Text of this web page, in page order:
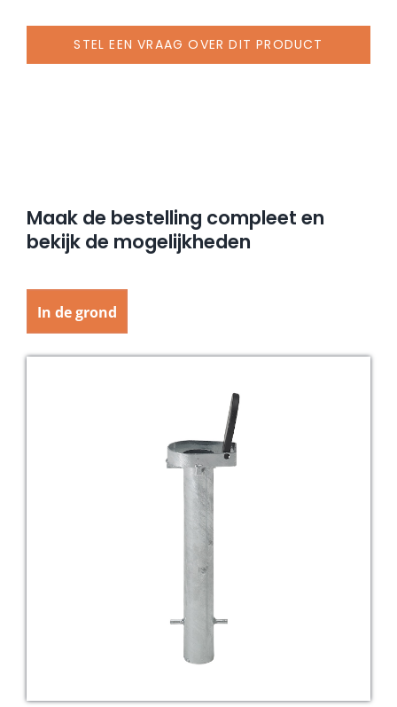
STEL EEN VRAAG OVER DIT PRODUCT
Maak de bestelling compleet en
bekijk de mogelijkheden
In de grond